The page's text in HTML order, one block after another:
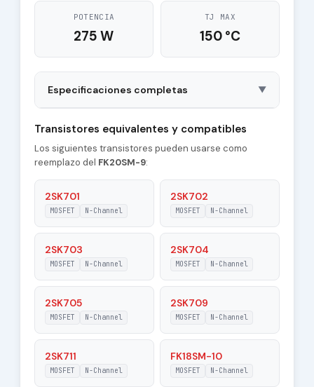
POTENCIA
275 W
TJ MAX
150 °C
Especificaciones completas ▼
Type of Control
Channel
Coss - Output
2800 pF
|Id| - Maximum
Drain Current
20 A
Power Dissipation
275 W
Tj - Maximum
Temperature
150 °C
|Vgs| - Maximum
30 V
Transistores equivalentes y compatibles
Los siguientes transistores pueden usarse como
reemplazo del FK20SM-9:
2SK701
MOSFET N-Channel
2SK702
MOSFET N-Channel
2SK703
MOSFET N-Channel
2SK704
MOSFET N-Channel
2SK705
MOSFET N-Channel
2SK709
MOSFET N-Channel
2SK711
MOSFET N-Channel
FK18SM-10
MOSFET N-Channel